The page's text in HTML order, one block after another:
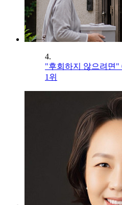
4.
"후회하지 않으려면"
1위